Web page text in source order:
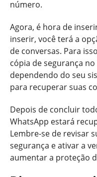
número.
Agora, é hora de
inserir, você terá a
de conversas. Para
cópia de segurança
dependendo do seu
para recuperar suas
Depois de concluir
WhatsApp estará
Lembre-se de revisar
segurança e ativar a
aumentar a proteção